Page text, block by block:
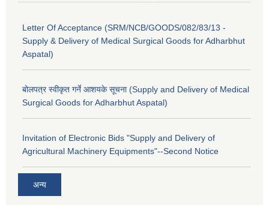
Letter Of Acceptance (SRM/NCB/GOODS/082/83/13 -
Supply & Delivery of Medical Surgical Goods for Adharbhut
Aspatal)
बोलपत्र स्वीकृत गर्ने आशयके सूचना (Supply and Delivery of Medical
Surgical Goods for Adharbhut Aspatal)
Invitation of Electronic Bids "Supply and Delivery of
Agricultural Machinery Equipments"--Second Notice
अन्य